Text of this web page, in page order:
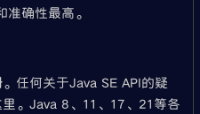
确性最高。
。任何关于Java SE API的疑
。Java 8、11、17、21等各